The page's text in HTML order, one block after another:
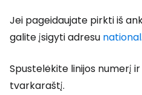
Jei pageidaujate pirkti iš
galite įsigyti adresu
Spustelėkite linijos numerį
tvarkaraštį.